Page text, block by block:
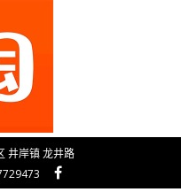
井岸镇 龙井路